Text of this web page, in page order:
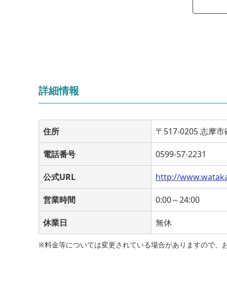
詳細情報
住所 〒517-0205 志摩
電話番号 0599-57-2231
公式URL http://
営業時間 0:00～24:00
休業日 無休
※料金等については変更されている場合がありますので、